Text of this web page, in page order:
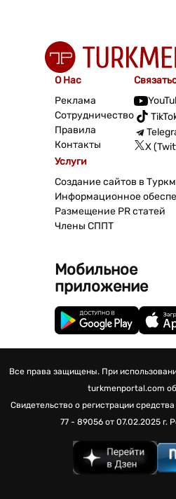
О Нас
Реклама
Сотрудничество
Правила
Контакты
X
Услуги
Создание сайтов в
Информационное
Размещение PR статей
Члены СППТ
Мобильное
приложение
Все права защищены. При
turkmenportal.com
Свидетельство о регистрации
77 - 89056 от 07.02.2025 г.